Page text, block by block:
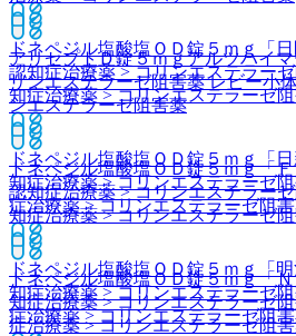
ドネペジル塩酸塩ＯＤ錠５ｍｇ「
認知症治療薬 > コリンエステラー
知症治療薬 > コリンエステラーゼ
ドネペジル塩酸塩ＯＤ錠５ｍｇ「日
知症治療薬 > コリンエステラーゼ
症治療薬 > コリンエステラーゼ阻
ドネペジル塩酸塩ＯＤ錠５ｍｇ「明
知症治療薬 > コリンエステラーゼ
症治療薬 > コリンエステラーゼ阻
アリセプトＤ錠５ｍｇアルツハイ
リンエステラーゼ阻害薬 レビー小
ンエステラーゼ阻害薬
ドネペジル塩酸塩ＯＤ錠５ｍｇ「
認知症治療薬 > コリンエステラー
知症治療薬 > コリンエステラーゼ
ドネペジル塩酸塩ＯＤ錠５ｍｇ「
知症治療薬 > コリンエステラーゼ
症治療薬 > コリンエステラーゼ阻